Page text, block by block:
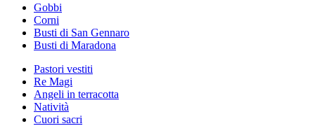
Gobbi
Corni
Busti di San Gennaro
Busti di Maradona
Pastori vestiti
Re Magi
Angeli in terracotta
Natività
Cuori sacri